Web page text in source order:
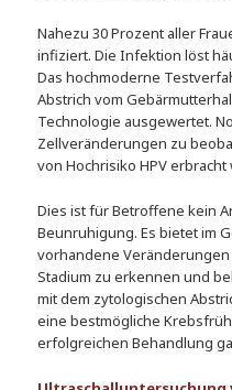
Nahezu 30 Prozent aller
infiziert. Die Infektion löst
Das hochmoderne
Abstrich vom
Technologie ausgewertet.
Zellveränderungen zu
von Hochrisiko HPV erbracht
Dies ist für Betroffene kein
Beunruhigung. Es bietet im
vorhandene
Stadium zu erkennen und
mit dem zytologischen
eine bestmögliche
erfolgreichen Behandlung